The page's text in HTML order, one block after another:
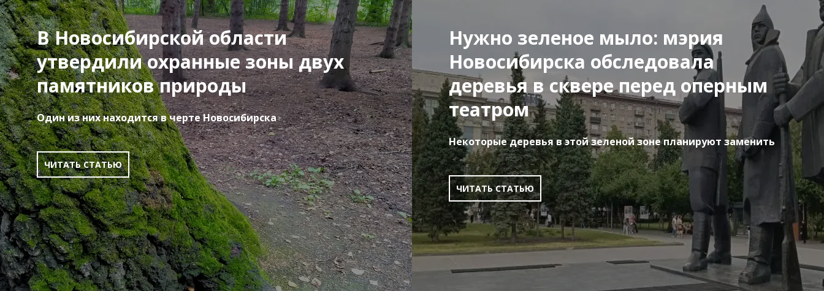
В Новосибирской области
утвердили охранные зоны двух
памятников природы
Один из них находится в черте Новосибирска
ЧИТАТЬ СТАТЬЮ
Нужно зеленое мыло: мэрия
Новосибирска обследовала
деревья в сквере перед оперным
театром
Некоторые деревья в этой зеленой зоне планируют заменить
ЧИТАТЬ СТАТЬЮ